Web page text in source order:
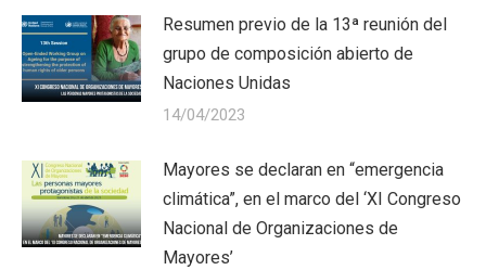
Resumen previo de la 13ª reunión del
grupo de composición abierto de
Naciones Unidas
14/04/2023
Mayores se declaran en “emergencia
climática”, en el marco del ‘XI Congreso
Nacional de Organizaciones de
Mayores’